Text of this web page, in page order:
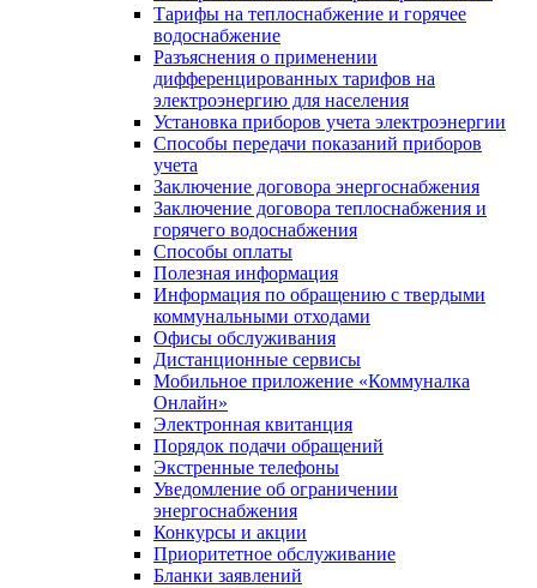
Тарифы на теплоснабжение и горячее
водоснабжение
Разъяснения о применении
дифференцированных тарифов на
электроэнергию для населения
Установка приборов учета электроэнергии
Способы передачи показаний приборов
учета
Заключение договора энергоснабжения
Заключение договора теплоснабжения и
горячего водоснабжения
Способы оплаты
Полезная информация
Информация по обращению с твердыми
коммунальными отходами
Офисы обслуживания
Дистанционные сервисы
Мобильное приложение «Коммуналка
Онлайн»
Электронная квитанция
Порядок подачи обращений
Экстренные телефоны
Уведомление об ограничении
энергоснабжения
Конкурсы и акции
Приоритетное обслуживание
Бланки заявлений